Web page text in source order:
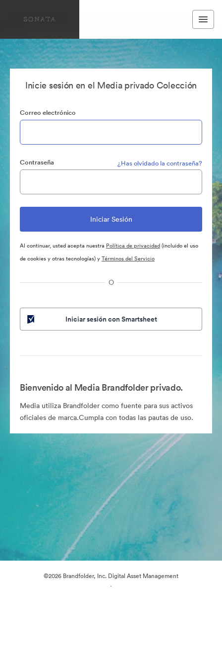
Inicie sesión en el Media privado Colección
Correo electrónico
Contraseña ¿Has olvidado la contraseña?
Al continuar, usted acepta nuestra Política de privacidad(incluido el uso
de cookies y otras tecnologías) yTérminos del Servicio
O
Iniciar sesión con Smartsheet
Bienvenido al Media Brandfolder privado.
Media utiliza Brandfolder como fuente para sus activos
oficiales de marca.Cumpla con todas las pautas de uso.
©2026 Brandfolder, Inc. Digital Asset Management
·